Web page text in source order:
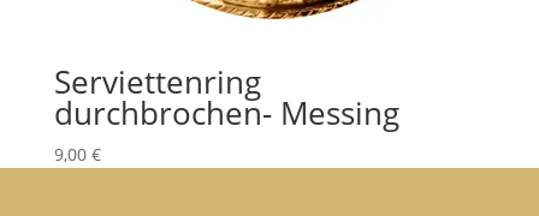
Serviettenring
durchbrochen- Messing
9,00 €